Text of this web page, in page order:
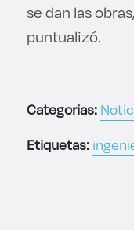
se dan las
puntualizó.
Categorias:
Etiquetas: